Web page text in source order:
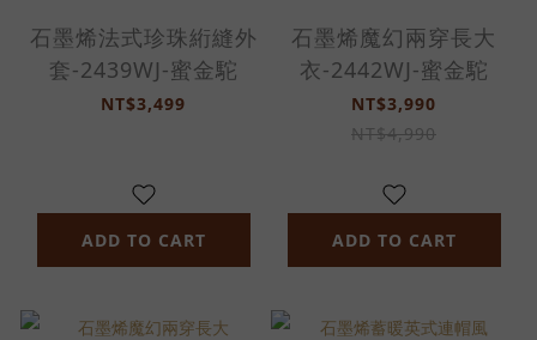
石墨烯法式珍珠絎縫外
套-2439WJ-蜜金駝
NT$3,499
ADD TO CART
石墨烯魔幻兩穿長大
衣-2442WJ-蜜金駝
NT$3,990
NT$4,990
ADD TO CART